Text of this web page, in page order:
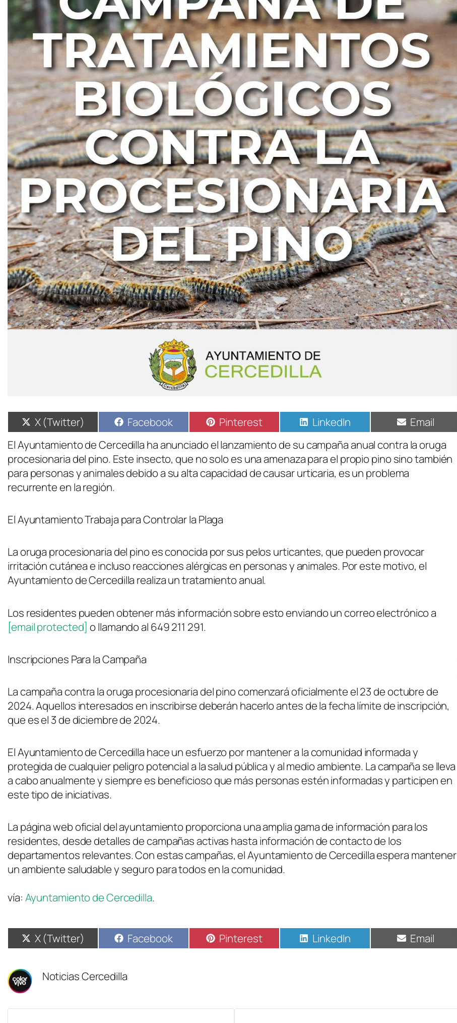
X (Twitter) Facebook Pinterest LinkedIn
Email
El Ayuntamiento de Cercedilla ha anunciado el lanzamiento de su campaña anual contra la oruga
procesionaria del pino. Este insecto, que no solo es una amenaza para el propio pino sino también
para personas y animales debido a su alta capacidad de causar urticaria, es un problema
recurrente en la región.
El Ayuntamiento Trabaja para Controlar la Plaga
La oruga procesionaria del pino es conocida por sus pelos urticantes, que pueden provocar
irritación cutánea e incluso reacciones alérgicas en personas y animales. Por este motivo, el
Ayuntamiento de Cercedilla realiza un tratamiento anual.
Los residentes pueden obtener más información sobre esto enviando un correo electrónico a
[email protected] o llamando al 649 211 291.
Inscripciones Para la Campaña
La campaña contra la oruga procesionaria del pino comenzará oficialmente el 23 de octubre de
2024. Aquellos interesados en inscribirse deberán hacerlo antes de la fecha límite de inscripción,
que es el 3 de diciembre de 2024.
El Ayuntamiento de Cercedilla hace un esfuerzo por mantener a la comunidad informada y
protegida de cualquier peligro potencial a la salud pública y al medio ambiente. La campaña se lleva
a cabo anualmente y siempre es beneficioso que más personas estén informadas y participen en
este tipo de iniciativas.
La página web oficial del ayuntamiento proporciona una amplia gama de información para los
residentes, desde detalles de campañas activas hasta información de contacto de los
departamentos relevantes. Con estas campañas, el Ayuntamiento de Cercedilla espera mantener
un ambiente saludable y seguro para todos en la comunidad.
vía: Ayuntamiento de Cercedilla.
X (Twitter) Facebook Pinterest LinkedIn Email
Noticias Cercedilla